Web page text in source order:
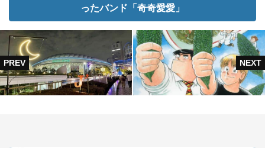
ったバンド「奇奇愛愛」